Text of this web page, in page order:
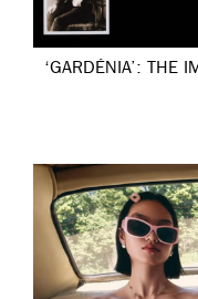
‘GARDÉNIA’: THE